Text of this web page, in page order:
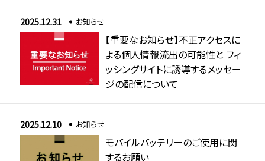
2025.12.31 お知らせ
【重要なお知らせ】不正アクセスに
よる個人情報流出の可能性と フィ
ッシングサイトに誘導するメッセー
ジの配信について
2025.12.10 お知らせ
モバイルバッテリーのご使用に関
するお願い